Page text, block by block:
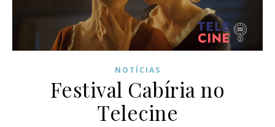
NOTÍCIAS
Festival Cabíria no
Telecine